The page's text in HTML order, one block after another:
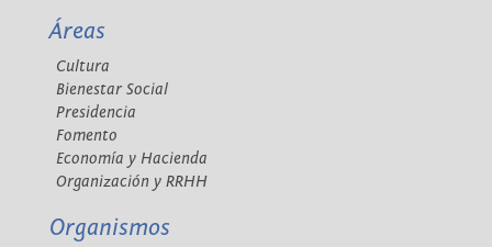
Áreas
Cultura
Bienestar Social
Presidencia
Fomento
Economía y Hacienda
Organización y RRHH
Organismos